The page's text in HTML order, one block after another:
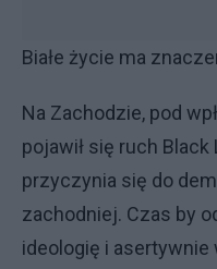
Białe życie ma
Na Zachodzie, pod
pojawił się ruch
przyczynia się do
zachodniej. Czas by
ideologię i